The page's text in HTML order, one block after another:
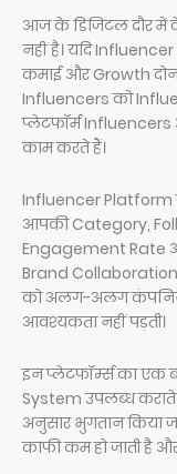
आज के डिजिटल दौर में
नहीं है। यदि
कमाई और Growth
Influencers को
प्लेटफॉर्म
काम करते हैं।
Influencer Platform
आपकी Category,
Engagement Rate
Brand Collaboration
को अलग-अलग
आवश्यकता नहीं पड़ती।
इन प्लेटफॉर्म्स का एक
System उपलब्ध
अनुसार भुगतान किया
काफी कम हो जाती है